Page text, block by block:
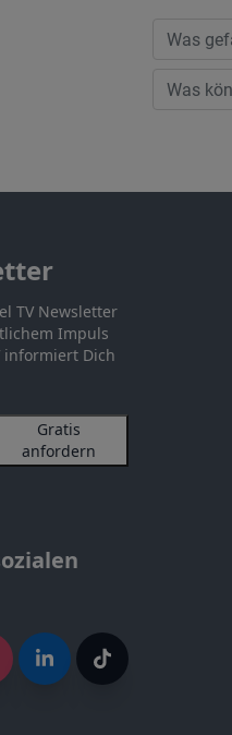
TV Newsletter
Impuls
informiert Dich
Gratis
anfordern